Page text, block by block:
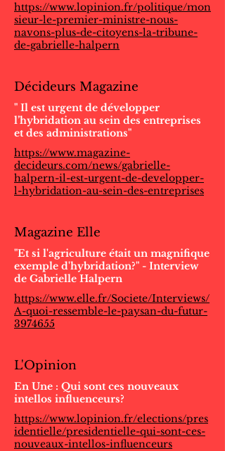
https://www.lopinion.fr/politique/mon
sieur-le-premier-ministre-nous-
navons-plus-de-citoyens-la-tribune-
de-gabrielle-halpern
Décideurs Magazine
" Il est urgent de développer
l’hybridation au sein des entreprises
et des administrations"
https://www.magazine-
decideurs.com/news/gabrielle-
halpern-il-est-urgent-de-developper-
l-hybridation-au-sein-des-entreprises
Magazine Elle
"Et si l'agriculture était un magnifique
exemple d'hybridation?" - Interview
de Gabrielle Halpern
https://www.elle.fr/Societe/Interviews/
A-quoi-ressemble-le-paysan-du-futur-
3974655
L'Opinion
En Une : Qui sont ces nouveaux
intellos influenceurs?
https://www.lopinion.fr/elections/pres
identielle/presidentielle-qui-sont-ces-
nouveaux-intellos-influenceurs